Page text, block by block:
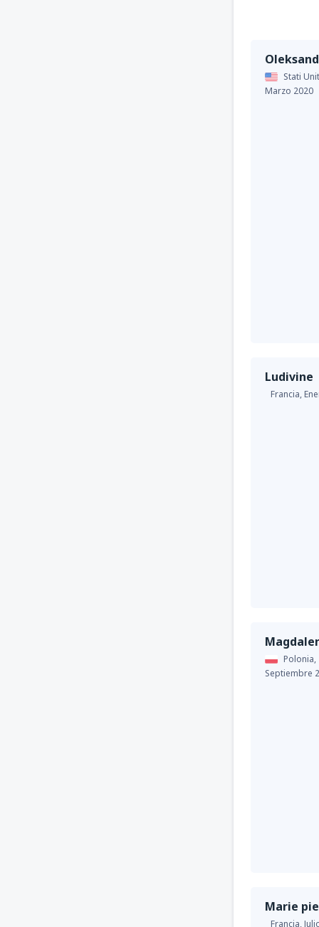
Stati
Marzo 2020
Ludivine
Francia,
Polonia,
Septiembre
Marie
Francia,